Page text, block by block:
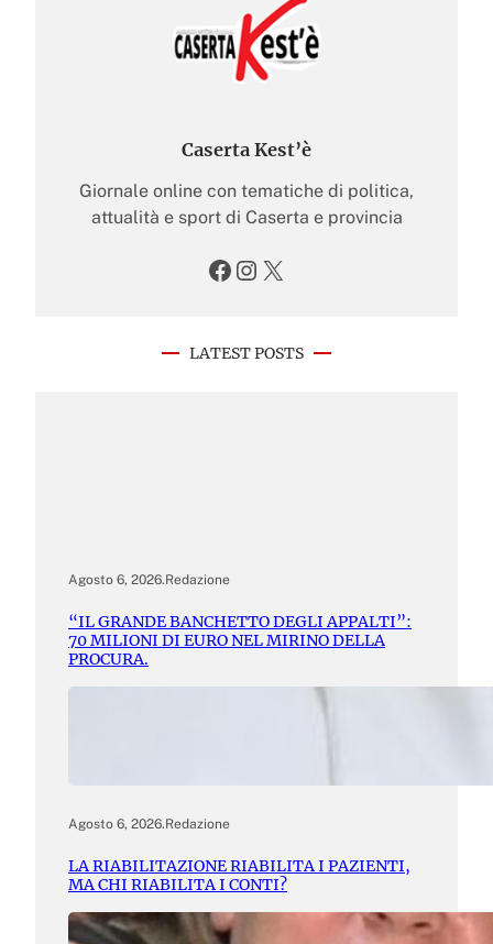
Caserta Kest’è
Giornale online con tematiche di politica,
attualità e sport di Caserta e provincia
Facebook Instagram X
LATEST POSTS
Agosto 6, 2026.Redazione
“IL GRANDE BANCHETTO DEGLI APPALTI”:
70 MILIONI DI EURO NEL MIRINO DELLA
PROCURA.
Agosto 6, 2026.Redazione
LA RIABILITAZIONE RIABILITA I PAZIENTI,
MA CHI RIABILITA I CONTI?